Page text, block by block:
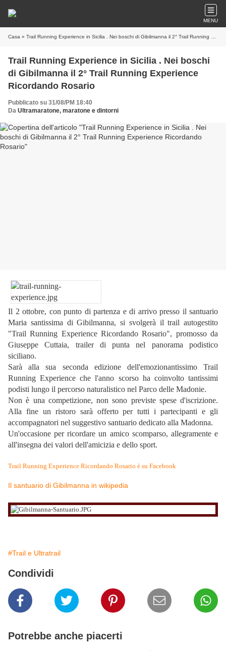
MENU
Casa » Trail Running Experience in Sicilia . Nei boschi di Gibilmanna il 2° Trail Running Experience Ricordando Rosario
Trail Running Experience in Sicilia . Nei boschi
di Gibilmanna il 2° Trail Running Experience
Ricordando Rosario
Pubblicato su 31/08/PM 18:40
Da Ultramaratone, maratone e dintorni
Il 2 ottobre, con punto di partenza e di arrivo presso il santuario
Maria santissima di Gibilmanna, si svolgerà il trail autogestito
"Trail Running Experience Ricordando Rosario", promosso da
Giuseppe Cuttaia, trailer di punta nel panorama podistico
siciliano.
Sarà alla sua seconda edizione dell'emozionantissimo Trail
Running Experience che l'anno scorso ha coinvolto tantissimi
podisti lungo il percorso naturalistico nel Parco delle Madonie.
Non è una competizione, non sono previste spese d'iscrizione.
Alla fine un ristoro sarà offerto per tutti i partecipanti e gli
accompagnatori nel suggestivo santuario dedicato alla Madonna.
Un'occasione per ricordare un amico scomparso, allegramente e
all'insegna dei valori dell'amicizia e dello sport.
Trail Running Experience Ricordando Rosario è su Facebook
Il santuario di Gibilmanna in wikipedia
#Trail e Ultratrail
Condividi
Potrebbe anche piacerti